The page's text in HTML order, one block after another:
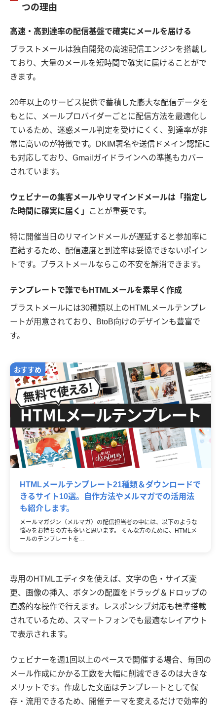
つの理由
高速・高到達率の配信基盤で確実にメールを届ける
ブラストメールは独自開発の高速配信エンジンを搭載し
ており、大量のメールを短時間で確実に届けることがで
きます。
20年以上のサービス提供で蓄積した膨大な配信データを
もとに、メールプロバイダーごとに配信方法を最適化し
ているため、迷惑メール判定を受けにくく、到達率が非
常に高いのが特徴です。DKIM署名や送信ドメイン認証に
も対応しており、Gmailガイドラインへの準拠もカバー
されています。
ウェビナーの集客メールやリマインドメールは「指定し
た時間に確実に届く」
ことが重要です。
特に開催当日のリマインドメールが遅延すると参加率に
直結するため、配信速度と到達率は妥協できないポイン
トです。ブラストメールならこの不安を解消できます。
テンプレートで誰でもHTMLメールを素早く作成
ブラストメールには30種類以上のHTMLメールテンプレ
ートが用意されており、BtoB向けのデザインも豊富で
す。
HTMLメールテンプレート21種類＆ダウンロードで
きるサイト10選。自作方法やメルマガでの活用法
も紹介します。
メールマガジン（メルマガ）の配信担当者の中には、以下のような
悩みをお持ちの方も多いと思います。 そんな方のために、HTMLメ
ールのテンプレートを…
専用のHTMLエディタを使えば、文字の色・サイズ変
更、画像の挿入、ボタンの配置をドラッグ＆ドロップの
直感的な操作で行えます。レスポンシブ対応も標準搭載
されているため、スマートフォンでも最適なレイアウト
で表示されます。
ウェビナーを週1回以上のペースで開催する場合、毎回の
メール作成にかかる工数を大幅に削減できるのは大きな
メリットです。作成した文面はテンプレートとして保
存・流用できるため、開催テーマを変えるだけで効率的